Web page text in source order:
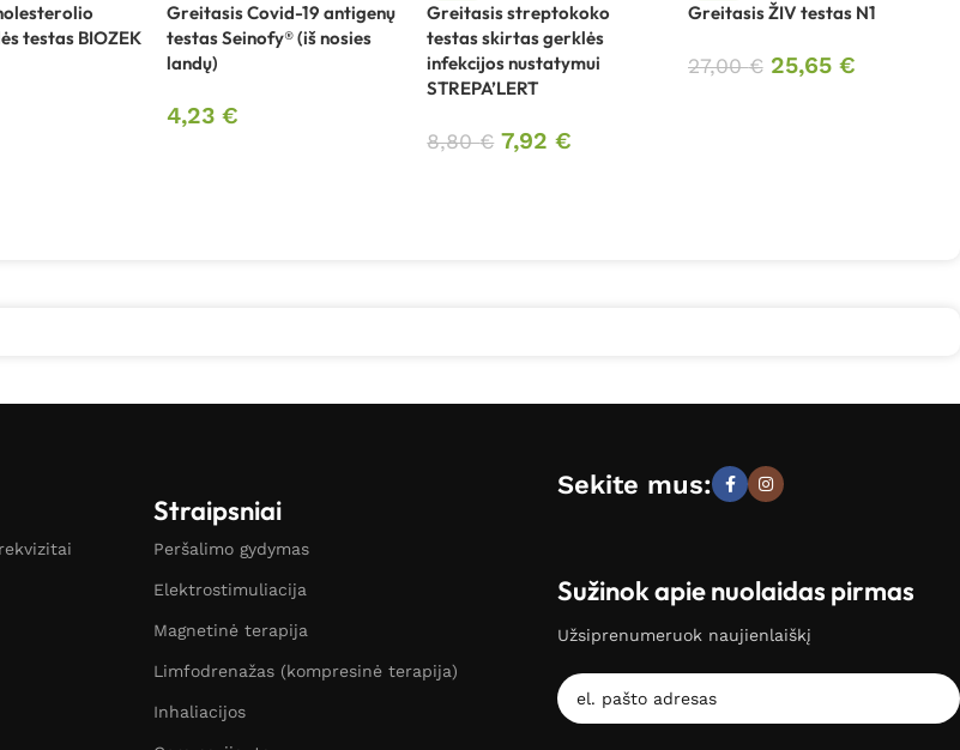
testas BIOZEK
Greitasis Covid-19 antigenų
testas Seinofy® (iš nosies
landų)
4,23 €
Greitasis streptokoko
testas skirtas gerklės
infekcijos nustatymui
STREPA’LERT
8,80€ 7,92€
Greitasis ŽIV testas N1
27,00€ 25,65 €
Straipsniai
Peršalimo gydymas
Elektrostimuliacija
Magnetinė terapija
Limfodrenažas (kompresinė terapija)
Inhaliacijos
Sekite mus:
Sužinok apie nuolaidas pirmas
Užsiprenumeruok naujienlaiškį